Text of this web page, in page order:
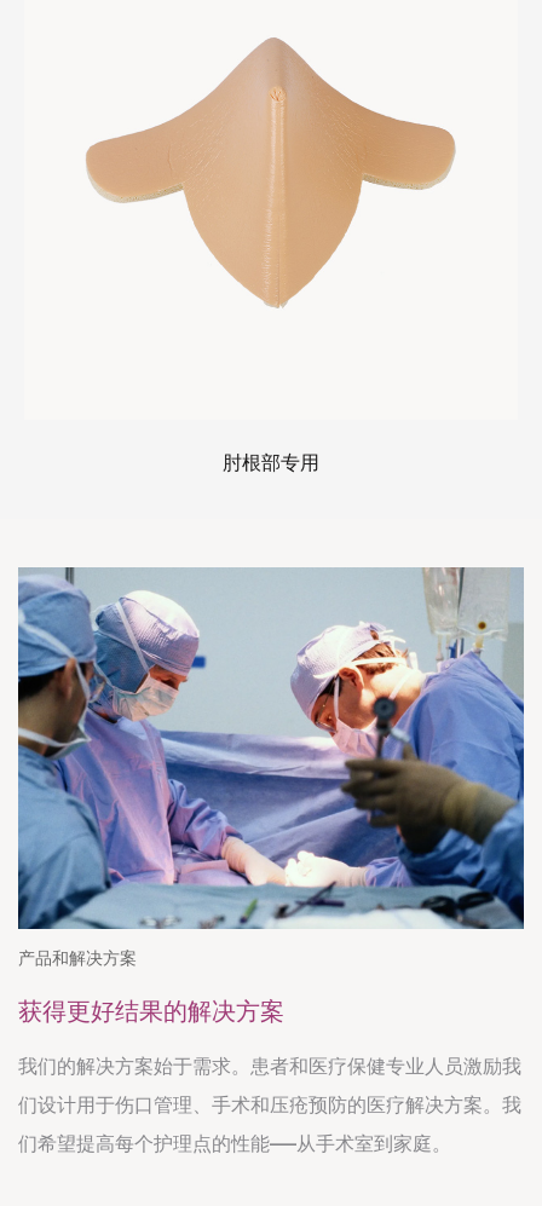
肘根部专用
产品和解决方案
获得更好结果的解决方案
我们的解决方案始于需求。患者和医疗保健专业人员激励我
们设计用于伤口管理、手术和压疮预防的医疗解决方案。我
们希望提高每个护理点的性能——从手术室到家庭。